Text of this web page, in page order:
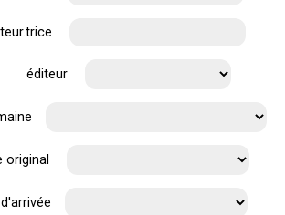
éditeur
original